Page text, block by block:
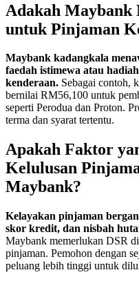
Adakah Maybank
untuk Pinjaman
Maybank kadangkala
faedah istimewa atau
kenderaan. Sebagai contoh,
bernilai RM56,100 untuk
seperti Perodua dan Proton.
terma dan syarat tertentu.
Apakah Faktor
Kelulusan
Maybank?
Kelayakan pinjaman
skor kredit, dan nisbah
Maybank memerlukan DSR
pinjaman. Pemohon dengan
peluang lebih tinggi untuk